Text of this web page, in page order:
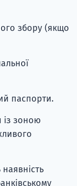
збору (якщо
паспорти.
із зоною